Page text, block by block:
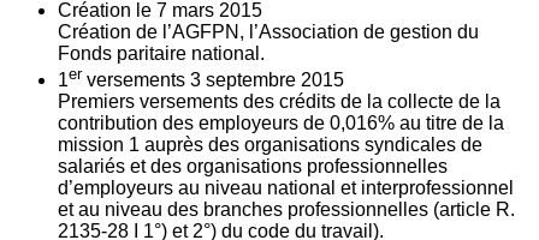
Création le 7 mars 2015
Création de l’AGFPN, l’Association de gestion du
Fonds paritaire national.
1er versements 3 septembre 2015
Premiers versements des crédits de la collecte de la
contribution des employeurs de 0,016% au titre de la
mission 1 auprès des organisations syndicales de
salariés et des organisations professionnelles
d’employeurs au niveau national et interprofessionnel
et au niveau des branches professionnelles (article R.
2135‐28 I 1°) et 2°) du code du travail).